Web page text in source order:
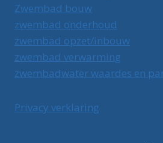
Zwembad bouw
zwembad onderhoud
zwembad opzet/inbouw
zwembad verwarming
zwembadwater waardes en
Privacy verklaring